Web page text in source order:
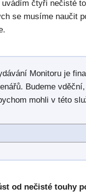
uvádím čtyři nečisté
se musíme naučit
Monitoru je
Budeme
mohli v této
od nečisté touhy